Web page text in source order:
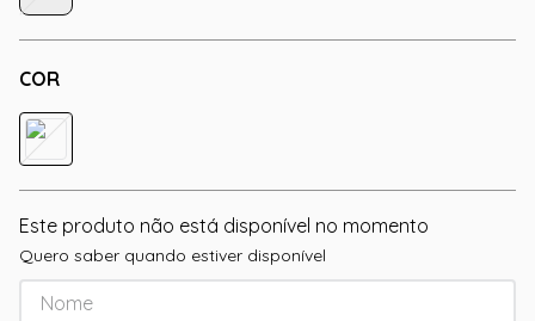
COR
Este produto não está disponível no momento
Quero saber quando estiver disponível